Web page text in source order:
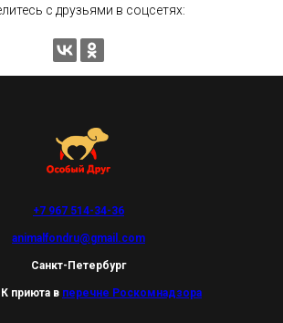
с друзьями в соцсетях:
+7 967 514-34-36
animalfondru@gmail.com
Санкт-Петербург
приюта в перечне Роскомнадзора